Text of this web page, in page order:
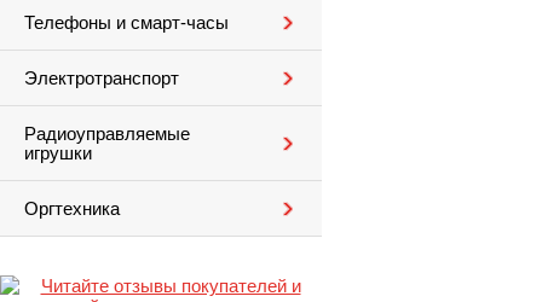
Телефоны и смарт-часы
Электротранспорт
Радиоуправляемые
игрушки
Оргтехника